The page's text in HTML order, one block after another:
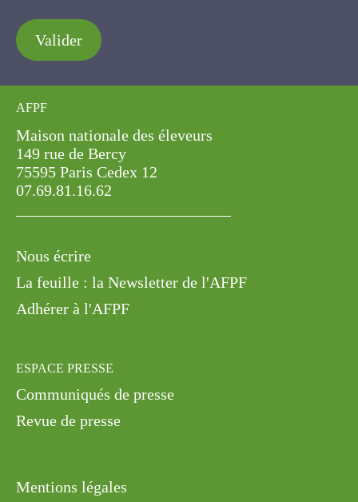
Valider
AFPF
Maison nationale des éleveurs
149 rue de Bercy
75595 Paris Cedex 12
07.69.81.16.62
Nous écrire
La feuille : la Newsletter de l'AFPF
Adhérer à l'AFPF
ESPACE PRESSE
Communiqués de presse
Revue de presse
Mentions légales